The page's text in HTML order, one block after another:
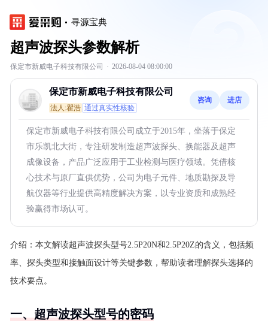
寻源宝典
超声波探头参数解析
保定市新威电子科技有限公司 · 2026-08-04 08:00:00
保定市新威电子科技有限公司
法人:瞿浩 通过真实性核验
咨询 进店
保定市新威电子科技有限公司成立于2015年，坐落于保定
市乐凯北大街，专注研发制造超声波探头、换能器及超声
成像设备，产品广泛应用于工业检测与医疗领域。凭借核
心技术与原厂直供优势，公司为电子元件、地质勘探及导
航仪器等行业提供高精度解决方案，以专业资质和成熟经
验赢得市场认可。
介绍： 本文解读超声波探头型号2.5P20N和2.5P20Z的含义，包括频
率、探头类型和接触面设计等关键参数，帮助读者理解探头选择的
技术要点。
一、超声波探头型号的密码